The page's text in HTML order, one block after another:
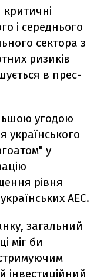
і середнього
сектора з
ризиків
в прес-
угодою
українського
у
рівня
АЕС.
загальний
міг би
інвестиційний